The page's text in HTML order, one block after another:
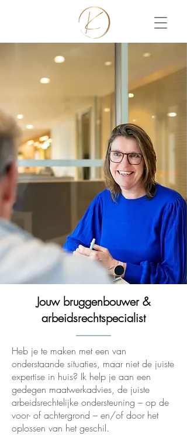
Jouw bruggenbouwer &
arbeidsrechtspecialist
Heb je te maken met een van
onderstaande situaties, maar niet de juiste
expertise in huis? Ik help je aan een
gedegen maatwerkadvies, de juiste
arbeidsrechtelijke ondersteuning – op de
voor- of achtergrond – en/of door het
oplossen van het geschil.